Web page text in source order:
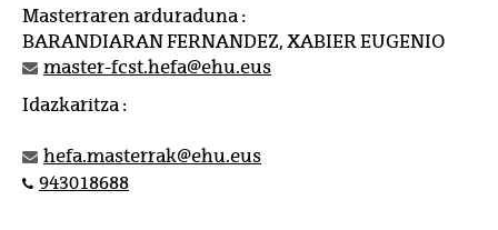
Masterraren arduraduna :
BARANDIARAN FERNANDEZ, XABIER EUGENIO
master-fcst.hefa@ehu.eus
Idazkaritza :
hefa.masterrak@ehu.eus
943018688